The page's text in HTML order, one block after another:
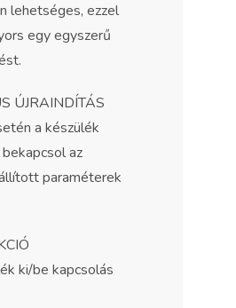
lehetséges, ezzel
egy egyszerű
ÚJRAINDÍTÁS
a készülék
az
paraméterek
ki/be kapcsolás